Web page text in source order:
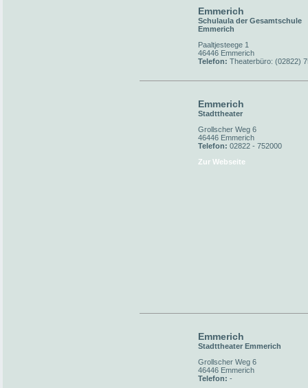
Emmerich
Schulaula der Gesamtschule
Emmerich
Paaltjesteege 1
46446 Emmerich
Telefon: Theaterbüro: (02822)
Emmerich
Stadttheater
Grollscher Weg 6
46446 Emmerich
Telefon: 02822 - 752000
Zur Webseite
Emmerich
Stadttheater Emmerich
Grollscher Weg 6
46446 Emmerich
Telefon: -